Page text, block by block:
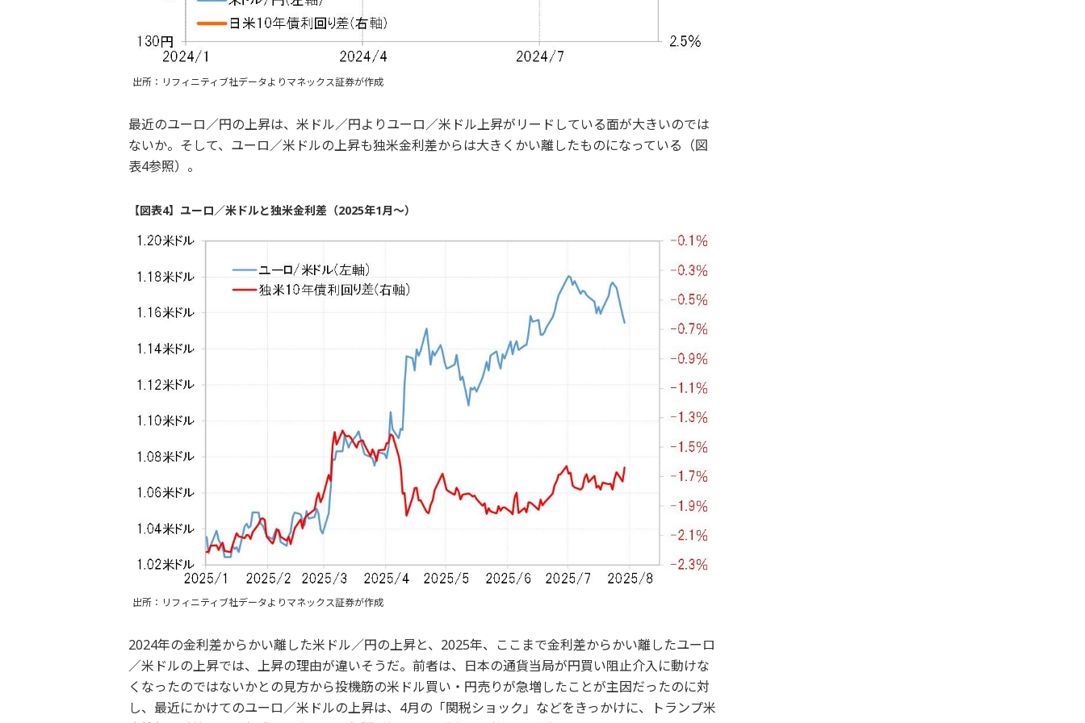
出所：リフィニティブ社データよりマネックス証券が作成
最近のユーロ／円の上昇は、米ドル／円よりユーロ／米ドル上昇がリードしている面が大きいのでは
ないか。そして、ユーロ／米ドルの上昇も独米金利差からは大きくかい離したものになっている（図
表4参照）。
【図表4】ユーロ／米ドルと独米金利差（2025年1月～）
出所：リフィニティブ社データよりマネックス証券が作成
2024年の金利差からかい離した米ドル／円の上昇と、2025年、ここまで金利差からかい離したユーロ
／米ドルの上昇では、上昇の理由が違いそうだ。前者は、日本の通貨当局が円買い阻止介入に動けな
くなったのではないかとの見方から投機筋の米ドル買い・円売りが急増したことが主因だったのに対
し、最近にかけてのユーロ／米ドルの上昇は、4月の「関税ショック」などをきっかけに、トランプ米